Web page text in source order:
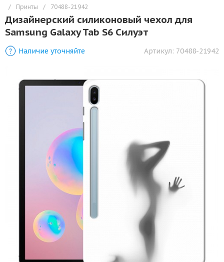
/
Принты / 70488-21942
Дизайнерский силиконовый чехол для
Samsung Galaxy Tab S6 Силуэт
Наличие уточняйте Артикул: 70488-21942